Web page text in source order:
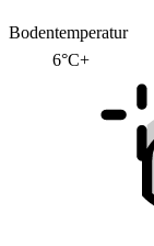
Bodentemperatur
6°C+